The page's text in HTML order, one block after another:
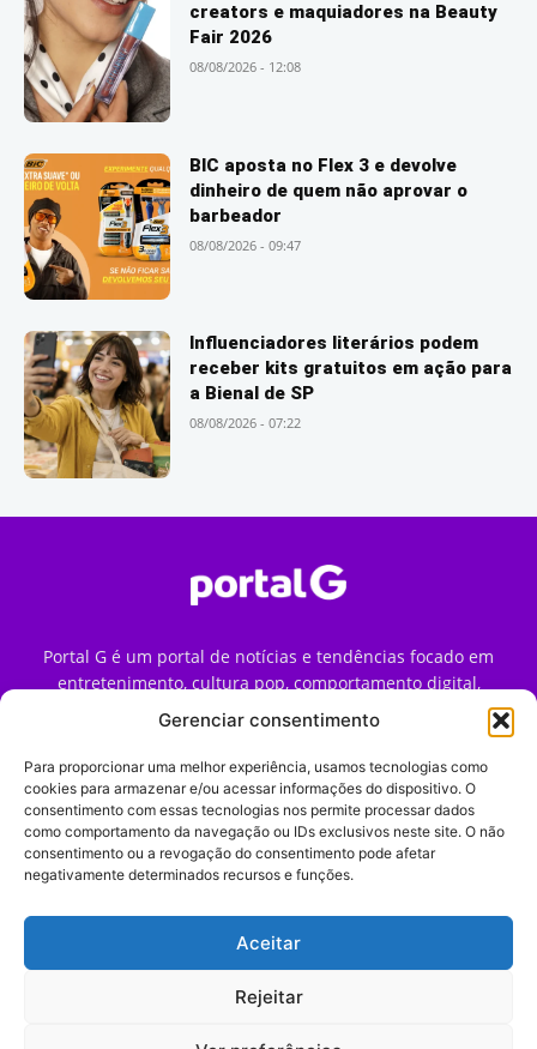
Gerenciar consentimento
Para proporcionar uma melhor experiência, usamos tecnologias como
cookies para armazenar e/ou acessar informações do dispositivo. O
consentimento com essas tecnologias nos permite processar dados
como comportamento da navegação ou IDs exclusivos neste site. O não
consentimento ou a revogação do consentimento pode afetar
negativamente determinados recursos e funções.
Aceitar
Rejeitar
creators e maquiadores na Beauty
Fair 2026
08/08/2026 - 12:08
BIC aposta no Flex 3 e devolve
dinheiro de quem não aprovar o
barbeador
08/08/2026 - 09:47
Influenciadores literários podem
receber kits gratuitos em ação para
a Bienal de SP
08/08/2026 - 07:22
Portal G é um portal de notícias e tendências focado em
entretenimento, cultura pop, comportamento digital,
streaming, games e iniciativas de marca que impactam a
forma como o público vive e consome internet no Brasil.
Contato:contato@portalg.com.br
Início Sobre
Termos de Uso
Política de Privacidade
Contato